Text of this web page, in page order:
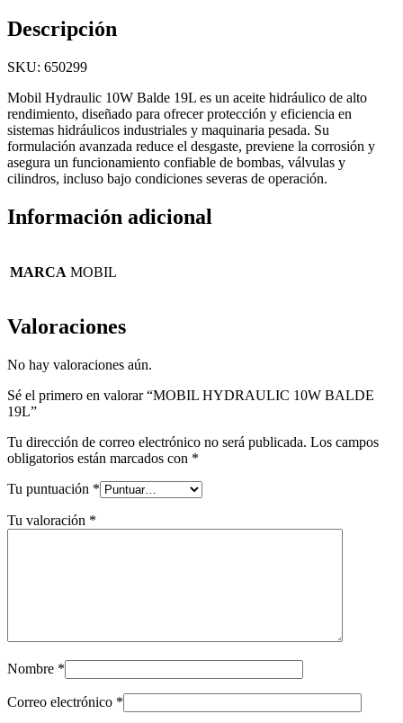
Descripción
SKU: 650299
Mobil Hydraulic 10W Balde 19L es un aceite hidráulico de alto
rendimiento, diseñado para ofrecer protección y eficiencia en
sistemas hidráulicos industriales y maquinaria pesada. Su
formulación avanzada reduce el desgaste, previene la corrosión y
asegura un funcionamiento confiable de bombas, válvulas y
cilindros, incluso bajo condiciones severas de operación.
Información adicional
MARCA MOBIL
Valoraciones
No hay valoraciones aún.
Sé el primero en valorar “MOBIL HYDRAULIC 10W BALDE
19L”
Tu dirección de correo electrónico no será publicada. Los campos
obligatorios están marcados con *
Tu puntuación *
Tu valoración *
Nombre *
Correo electrónico *